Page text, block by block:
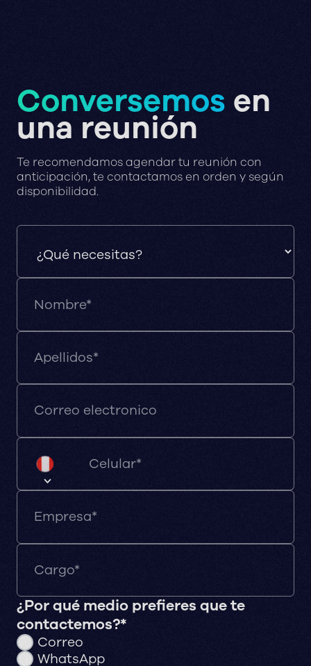
Conversemos en
una reunión
Te recomendamos agendar tu reunión con
anticipación, te contactamos en orden y según
disponibilidad.
¿Por qué medio prefieres que te
contactemos?*
Correo
WhatsApp